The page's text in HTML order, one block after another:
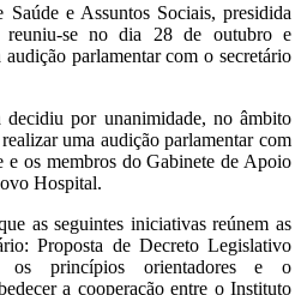
Saúde e Assuntos Sociais, presidida
reuniu-se no dia 28 de outubro e
parlamentar com o secretário
decidiu por unanimidade, no âmbito
uma audição parlamentar com
e os membros do Gabinete de Apoio
Hospital.
as seguintes iniciativas reúnem as
Proposta de Decreto Legislativo
os princípios orientadores e o
a cooperação entre o Instituto